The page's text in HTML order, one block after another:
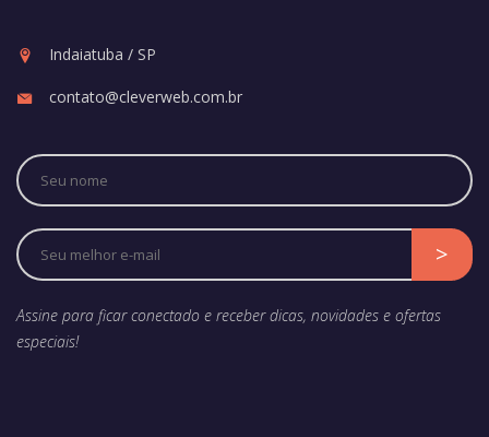
Indaiatuba / SP
contato@cleverweb.com.br
Assine para ficar conectado e receber dicas, novidades e ofertas
especiais!